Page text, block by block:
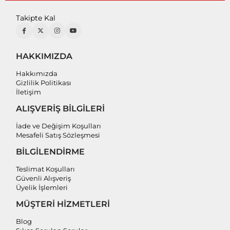
Takipte Kal
HAKKIMIZDA
Hakkımızda
Gizlilik Politikası
İletişim
ALIŞVERİŞ BİLGİLERİ
İade ve Değişim Koşulları
Mesafeli Satış Sözleşmesi
BİLGİLENDİRME
Teslimat Koşulları
Güvenli Alışveriş
Üyelik İşlemleri
MÜŞTERİ HİZMETLERİ
Blog